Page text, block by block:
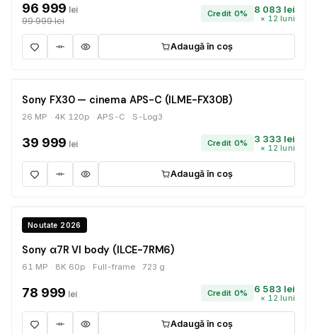
96 999 lei
99 999 lei
Credit 0% 8 083 lei
× 12 luni
Adaugă în coș
ÎN STOC
Sony FX30 — cinema APS-C (ILME-FX30B)
26 MP 4K 120p APS-C S-Log3
39 999 lei Credit 0% 3 333 lei
× 12 luni
Adaugă în coș
ÎN STOC
Noutate 2026
Sony α7R VI body (ILCE-7RM6)
61 MP 8K 60p Full-frame 723 g
78 999 lei Credit 0% 6 583 lei
× 12 luni
Adaugă în coș